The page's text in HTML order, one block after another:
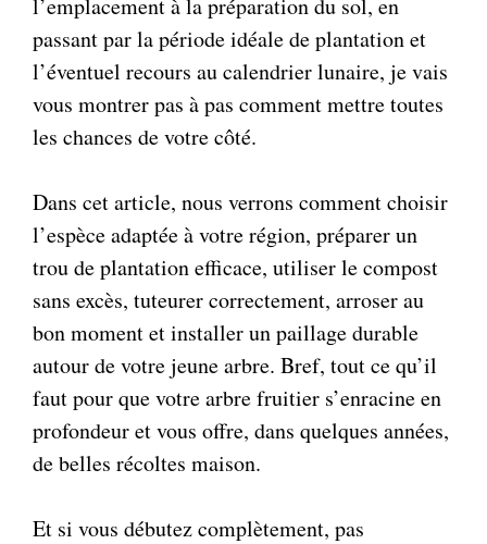
passant par la période idéale de plantation et
l’éventuel recours au calendrier lunaire, je vais
vous montrer pas à pas comment mettre toutes
les chances de votre côté.
Dans cet article, nous verrons comment choisir
l’espèce adaptée à votre région, préparer un
trou de plantation efficace, utiliser le compost
sans excès, tuteurer correctement, arroser au
bon moment et installer un paillage durable
autour de votre jeune arbre. Bref, tout ce qu’il
faut pour que votre arbre fruitier s’enracine en
profondeur et vous offre, dans quelques années,
de belles récoltes maison.
Et si vous débutez complètement, pas